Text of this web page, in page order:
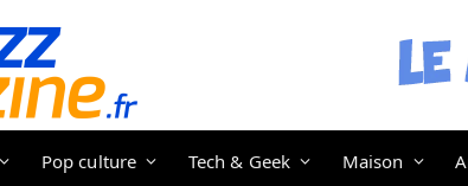
Pop culture Tech & Geek Maison